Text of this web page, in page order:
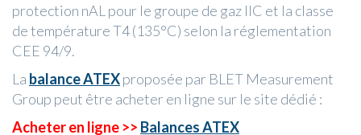
protection nAL pour le groupe de gaz IIC et la classe
de température T4 (135°C) selon la réglementation
CEE 94/9.
La balance ATEXproposée par BLET Measurement
Group peut être acheter en ligne sur le site dédié :
Acheter en ligne >> Balances ATEX